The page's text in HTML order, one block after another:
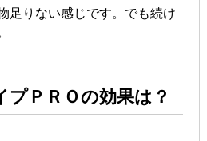
足りない感じです。でも続け
ＰＲＯの効果は？